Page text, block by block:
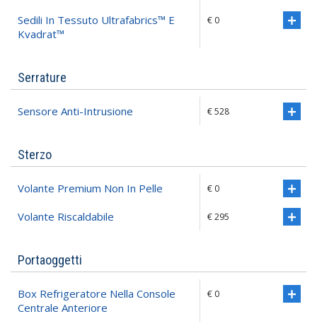
Sedili In Tessuto Ultrafabrics™ E
Kvadrat™
€ 0
Serrature
Sensore Anti-Intrusione € 528
Sterzo
Volante Premium Non In Pelle € 0
Volante Riscaldabile € 295
Portaoggetti
Box Refrigeratore Nella Console
Centrale Anteriore
€ 0